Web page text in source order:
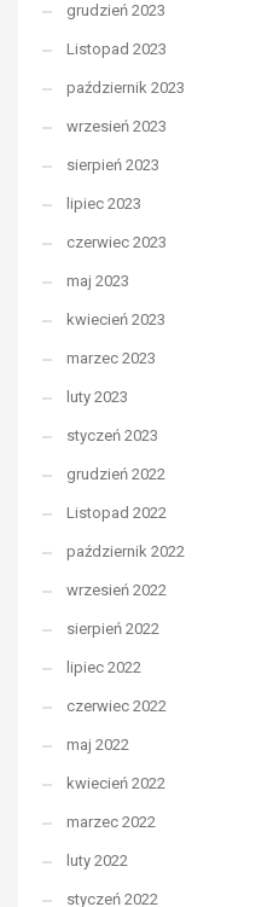
grudzień 2023
Listopad 2023
październik 2023
wrzesień 2023
sierpień 2023
lipiec 2023
czerwiec 2023
maj 2023
kwiecień 2023
marzec 2023
luty 2023
styczeń 2023
grudzień 2022
Listopad 2022
październik 2022
wrzesień 2022
sierpień 2022
lipiec 2022
czerwiec 2022
maj 2022
kwiecień 2022
marzec 2022
luty 2022
styczeń 2022